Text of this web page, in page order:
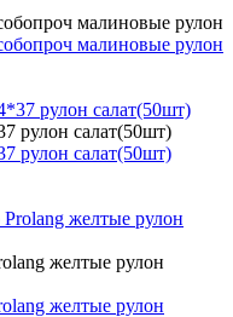
малиновые рулон
малиновые рулон
рулон салат(50шт)
рулон салат(50шт)
желтые рулон
желтые рулон